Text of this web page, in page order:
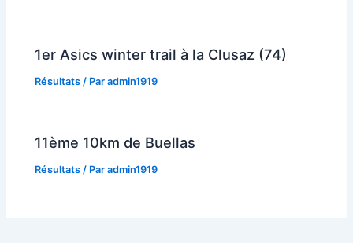
1er Asics winter trail à la Clusaz (74)
Résultats / Paradmin1919
11ème 10km de Buellas
Résultats / Paradmin1919